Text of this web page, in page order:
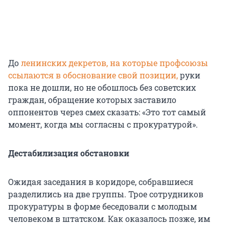
Доленинских декретов, на которые профсоюзы
ссылаются в обоснование свой позиции,руки
пока не дошли, но не обошлось без советских
граждан, обращение которых заставило
оппонентов через смех сказать: «Это тот самый
момент, когда мы согласны с прокуратурой».
Дестабилизация обстановки
Ожидая заседания в коридоре, собравшиеся
разделились на две группы. Трое сотрудников
прокуратуры в форме беседовали с молодым
человеком в штатском. Как оказалось позже, им